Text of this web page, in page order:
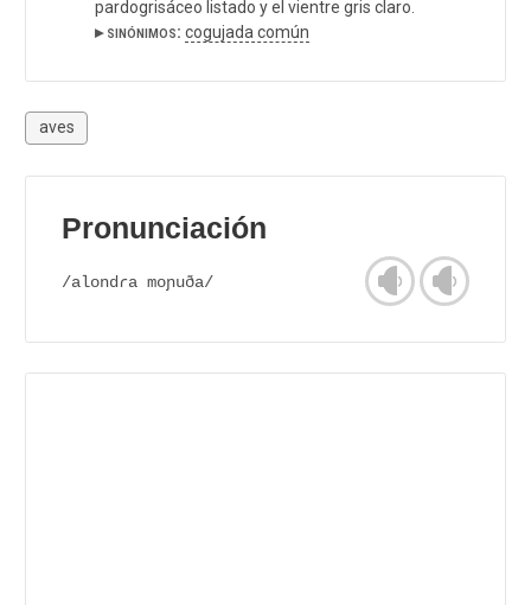
pardogrisáceo listado y el vientre gris claro.
▸ sinónimos: cogujada común
aves
Pronunciación
/alondɾa moɲuða/